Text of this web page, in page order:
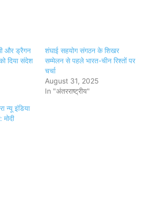
और ड्रैगन
दिया संदेश
शंघाई सहयोग संगठन के शिखर
सम्मेलन से पहले भारत-चीन रिश्तों पर
चर्चा
August 31, 2025
In "अंतरराष्ट्रीय"
न्‍यू इंडिया